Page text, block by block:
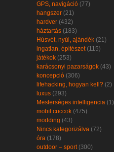
GPS, navigáció (77)
hangszer (21)
hardver (432)
háztartás (183)
Húsvét, nyúl, ajándék (21)
ingatlan, építészet(115)
játékok (253)
karácsonyi pazarságok (43)
koncepció (306)
lifehacking, hogyan kell? (2)
luxus (293)
Mesterséges intelligencia (1)
mobil cuccok (475)
modding (43)
Nincs kategorizálva (72)
óra (178)
outdoor – sport(300)